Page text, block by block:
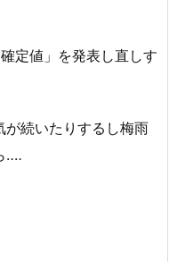
定値」を発表し直しす
が続いたりするし梅雨
‥‥